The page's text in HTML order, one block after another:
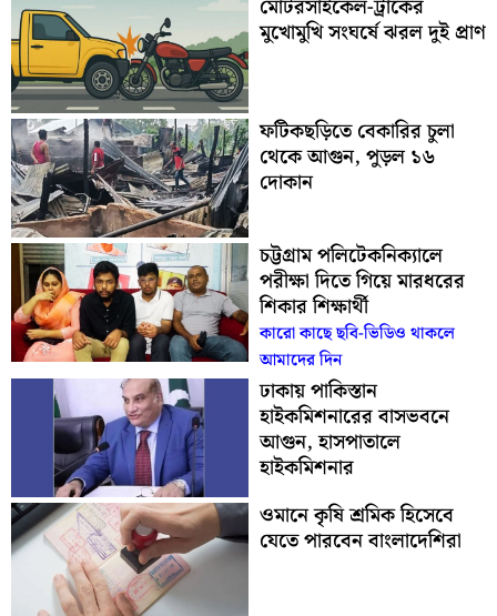
মোটরসাইকেল-ট্রাকের
মুখোমুখি সংঘর্ষে ঝরল দুই প্রাণ
ফটিকছড়িতে বেকারির চুলা
থেকে আগুন, পুড়ল ১৬
দোকান
চট্টগ্রাম পলিটেকনিক্যালে
পরীক্ষা দিতে গিয়ে মারধরের
শিকার শিক্ষার্থী
কারো কাছে ছবি-ভিডিও থাকলে
আমাদের দিন
ঢাকায় পাকিস্তান
হাইকমিশনারের বাসভবনে
আগুন, হাসপাতালে
হাইকমিশনার
ওমানে কৃষি শ্রমিক হিসেবে
যেতে পারবেন বাংলাদেশিরা